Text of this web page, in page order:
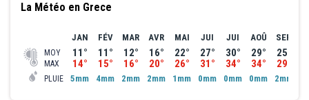
La Météo en Grece
MOY
MAX
PLUIE
JAN
11°
14°
5mm
FÉV
11°
15°
4mm
MAR
12°
16°
2mm
AVR
16°
20°
2mm
MAI
22°
26°
1mm
JUI
27°
31°
0mm
JUI
30°
34°
0mm
AOÛ
29°
34°
0mm
SEP
25°
29°
2mm